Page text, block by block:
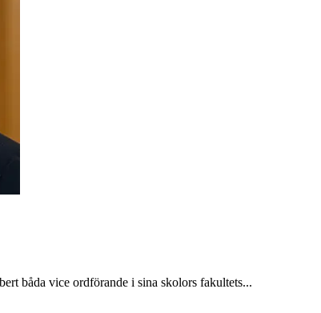
båda vice ordförande i sina skolors fakultets...